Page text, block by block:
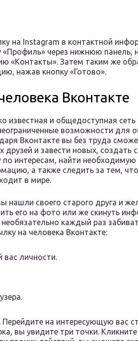
на Instagram в контактной
«Профиль» через нижнюю панель,
«Контакты». Затем таким же
нажав кнопку «Готово».
Вконтакте
известная и общедоступная сеть
возможности для
Вконтакте вы без труда
друзей и завести новых, создать
по интересам, найти необходимую
а также следить за тем, что
в мире.
нашли своего старого друга и
его на фото или же скинуть
каждый раз
на человека Вконтакте:
вас личности.
на интересующую вас
вы увидите три точки.